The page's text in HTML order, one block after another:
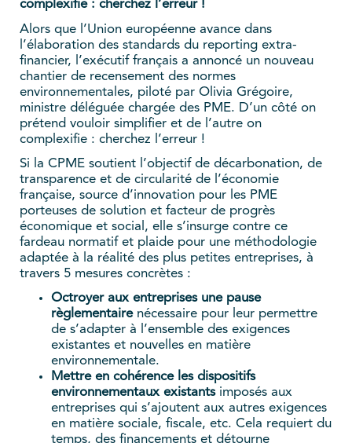
complexifie : cherchez l’erreur !
Alors que l’Union européenne avance dans
l’élaboration des standards du reporting extra-
financier, l’exécutif français a annoncé un nouveau
chantier de recensement des normes
environnementales, piloté par Olivia Grégoire,
ministre déléguée chargée des PME. D’un côté on
prétend vouloir simplifier et de l’autre on
complexifie : cherchez l’erreur !
Si la CPME soutient l’objectif de décarbonation, de
transparence et de circularité de l’économie
française, source d’innovation pour les PME
porteuses de solution et facteur de progrès
économique et social, elle s’insurge contre ce
fardeau normatif et plaide pour une méthodologie
adaptée à la réalité des plus petites entreprises, à
travers 5 mesures concrètes :
Octroyer aux entreprises une pause
règlementairenécessaire pour leur permettre
de s’adapter à l’ensemble des exigences
existantes et nouvelles en matière
environnementale.
Mettre en cohérence les dispositifs
environnementaux existantsimposés aux
entreprises qui s’ajoutent aux autres exigences
en matière sociale, fiscale, etc. Cela requiert du
temps, des financements et détourne